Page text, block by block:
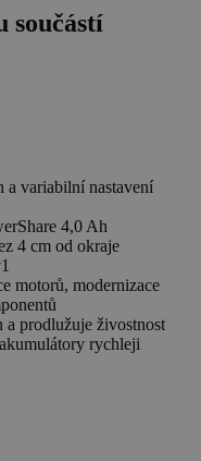
součástí
a variabilní nastavení
4,0 Ah
4 cm od okraje
motorů, modernizace
prodlužuje živostnost
rychleji